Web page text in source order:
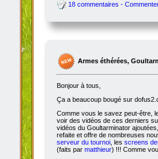
18 commentaires -
Armes éthérées,
Bonjour à tous,
Ça a beaucoup bougé sur
Comme vous le savez peut-être,
voir des vidéos de ces derniers
vidéos du Goultarminator
refaite et offre de nombreuses
serveur du tournoi, les screens
(faits par matthieur) !!! Comme